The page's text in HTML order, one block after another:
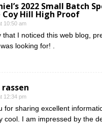
2022 Small Batch
Coy Hill High Proof
10:50 am
that I noticed this web blog,
looking for! .
12:34 pm
for sharing excellent
cool. I am impressed by the